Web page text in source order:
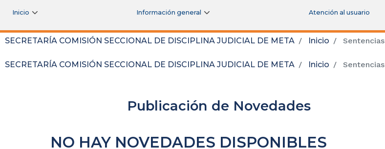
Inicio Información general Atención al usuario
SECRETARÍA COMISIÓN SECCIONAL DE DISCIPLINA JUDICIAL DE META Inicio Sentencias
SECRETARÍA COMISIÓN SECCIONAL DE DISCIPLINA JUDICIAL DE META Inicio Sentencias
Publicación de Novedades
NO HAY NOVEDADES DISPONIBLES